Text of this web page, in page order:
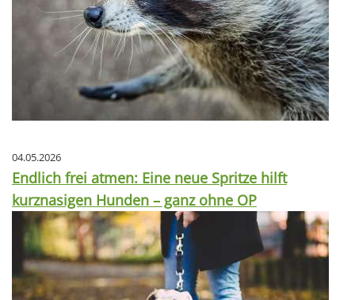
04.05.2026
Endlich frei atmen: Eine neue Spritze hilft
kurznasigen Hunden – ganz ohne OP